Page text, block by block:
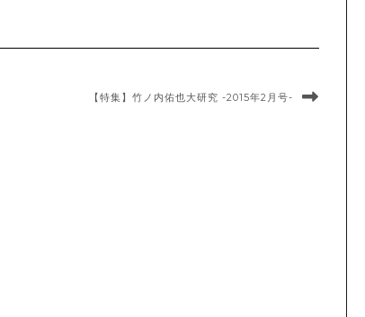
【特集】竹ノ内佑也大研究 -2015年2月号-